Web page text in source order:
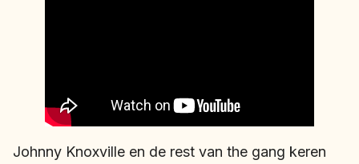
Johnny Knoxville en de rest van the gang keren